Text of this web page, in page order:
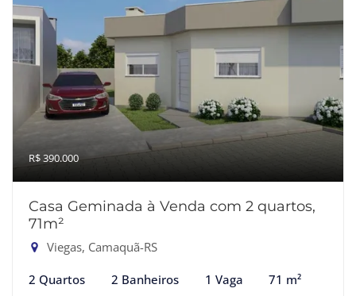
R$ 390.000
Casa Geminada à Venda com 2 quartos,
71m²
Viegas, Camaquã-RS
2 Quartos 2 Banheiros 1 Vaga 71 m²